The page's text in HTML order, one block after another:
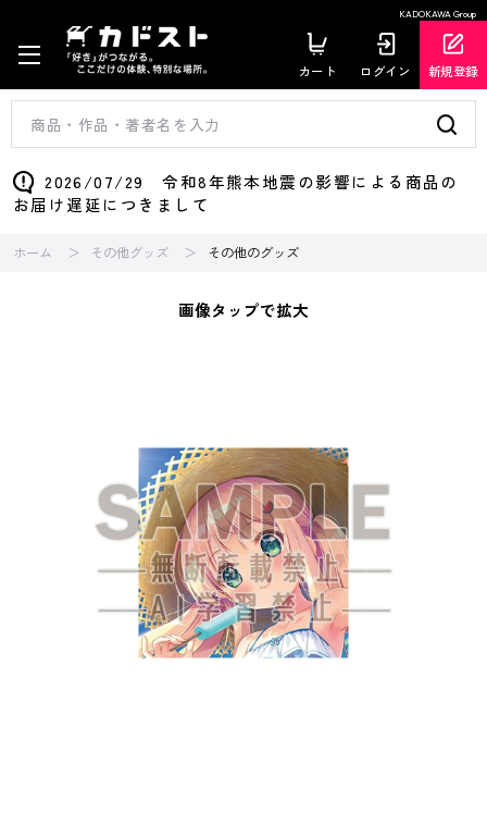
KADOKAWA Group
カート ログイン 新規登録
2026/07/29 令和8年熊本地震の影響による商品の
お届け遅延につきまして
ホーム その他グッズ その他のグッズ
画像タップで拡大